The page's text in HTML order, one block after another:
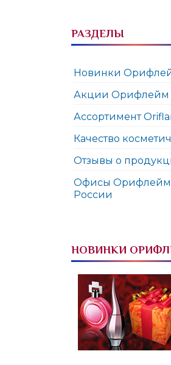
РАЗДЕЛЫ
Новинки
Акции Орифлейм
Ассортимент
Качество
Отзывы о
Офисы Орифлейм
России
НОВИНКИ